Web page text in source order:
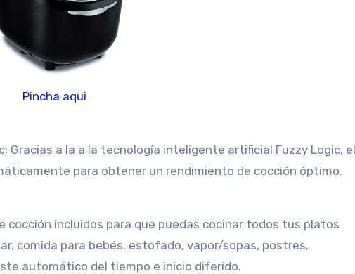
Pincha aqui
Gracias a la a la tecnología inteligente artificial Fuzzy Logic, el
para obtener un rendimiento de cocción óptimo.
cocción incluidos para que puedas cocinar todos tus platos
comida para bebés, estofado, vapor/sopas, postres,
automático del tiempo e inicio diferido.